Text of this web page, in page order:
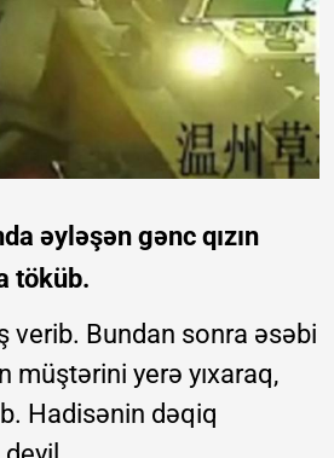
əyləşən gənc qızın
töküb.
verib. Bundan sonra əsəbi
müştərini yerə yıxaraq,
Hadisənin dəqiq